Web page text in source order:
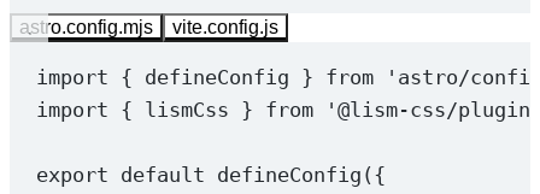
astro.config.mjs vite.config.js
import { defineConfig } from
'astro/
import { lismCss } from '@lism-css/
export default defineConfig ({